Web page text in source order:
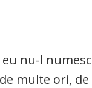
nu-l
multe ori,